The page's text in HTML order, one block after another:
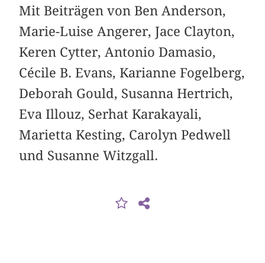
Mit Beiträgen von Ben Anderson,
Marie-Luise Angerer, Jace Clayton,
Keren Cytter, Antonio Damasio,
Cécile B. Evans, Karianne Fogelberg,
Deborah Gould, Susanna Hertrich,
Eva Illouz, Serhat Karakayali,
Marietta Kesting, Carolyn Pedwell
und Susanne Witzgall.